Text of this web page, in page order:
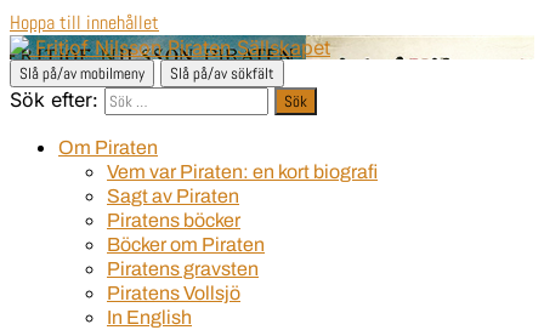
Hoppa till innehållet
Fritiof Nilsson Piraten Sällskapet
Slå på/av mobilmeny Slå på/av sökfält
Sök efter:
Om Piraten
Vem var Piraten: en kort biografi
Sagt av Piraten
Piratens böcker
Böcker om Piraten
Piratens gravsten
Piratens Vollsjö
In English